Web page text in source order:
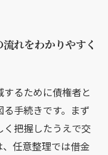
れをわかりやすく
るために債権者と
手続きです。まず
把握したうえで交
任意整理では借金